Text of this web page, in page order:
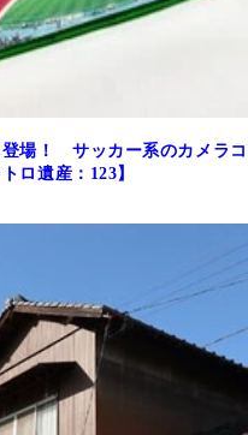
場！ サッカー系のカメラコ
ロ遺産：123】